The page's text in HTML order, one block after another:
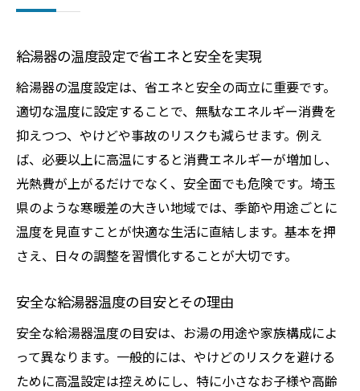
給湯器の温度設定で省エネと安全を実現
給湯器の温度設定は、省エネと安全の両立に重要です。
適切な温度に設定することで、無駄なエネルギー消費を
抑えつつ、やけどや事故のリスクも減らせます。例え
ば、必要以上に高温にすると消費エネルギーが増加し、
光熱費が上がるだけでなく、安全面でも危険です。埼玉
県のような寒暖差の大きい地域では、季節や用途ごとに
温度を見直すことが快適な生活に直結します。基本を押
さえ、日々の調整を習慣化することが大切です。
安全な給湯器温度の目安とその理由
安全な給湯器温度の目安は、お湯の用途や家族構成によ
って異なります。一般的には、やけどのリスクを避ける
ために高温設定は控えめにし、特に小さなお子様や高齢